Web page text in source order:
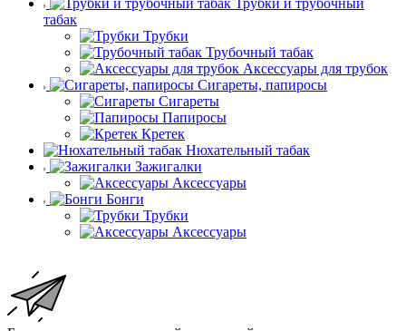
табак
Трубки
Трубочный табак
Аксессуары для трубок
Сигареты, папиросы
Сигареты
Папиросы
Кретек
Нюхательный табак
Зажигалки
Аксессуары
Бонги
Трубки
Аксессуары